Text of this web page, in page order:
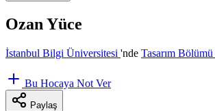
Ozan Yüce
İstanbul Bilgi Üniversitesi 'nde Tasarım Bölümü
Bu Hocaya Not Ver
Paylaş